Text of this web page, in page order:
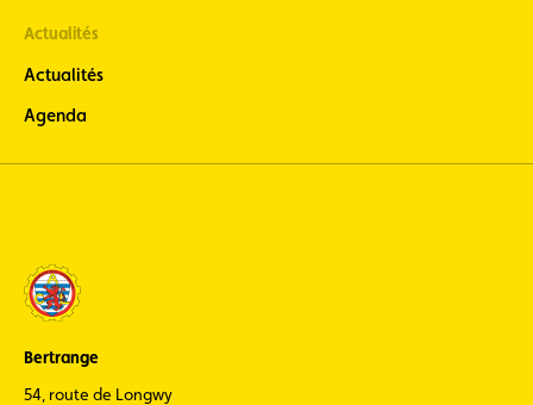
Actualités
Actualités
Agenda
Bertrange
54, route de Longwy